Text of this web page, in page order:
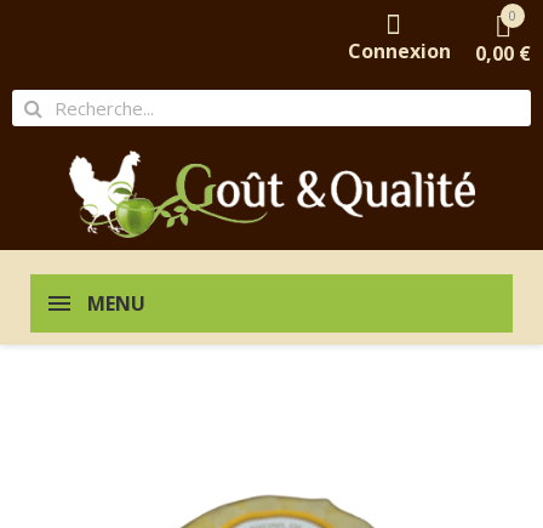
Connexion
0
0,00 €
MENU